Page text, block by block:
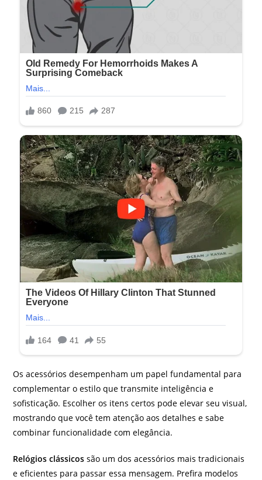
Os acessórios desempenham um papel fundamental para
complementar o estilo que transmite inteligência e
sofisticação. Escolher os itens certos pode elevar seu visual,
mostrando que você tem atenção aos detalhes e sabe
combinar funcionalidade com elegância.
Relógios clássicos são um dos acessórios mais tradicionais
e eficientes para passar essa mensagem. Prefira modelos